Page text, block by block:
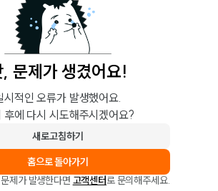
, 문제가 생겼어요!
시적인 오류가 발생했어요.
후에 다시 시도해주시겠어요?
새로고침하기
홈으로 돌아가기
제가 발생한다면 고객센터로 문의해주세요.